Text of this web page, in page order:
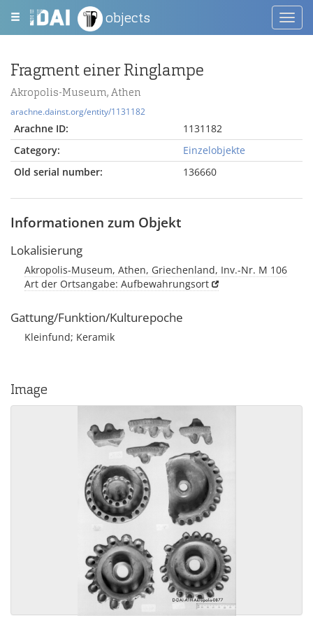
objects
Fragment einer Ringlampe
Akropolis-Museum, Athen
arachne.dainst.org/entity/1131182
Arachne ID:
1131182
Category:
Einzelobjekte
Old serial number:
136660
Informationen zum Objekt
Lokalisierung
Akropolis-Museum, Athen, Griechenland, Inv.-Nr. M 106
Art der Ortsangabe: Aufbewahrungsort
Gattung/Funktion/Kulturepoche
Kleinfund; Keramik
Image